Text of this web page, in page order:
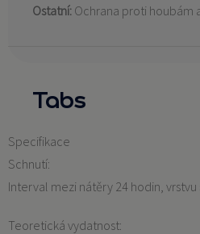
Ostatní: Ochrana proti houbám
Tabs
Specifikace
Schnutí:
Interval mezi nátěry 24 hodin,
Teoretická vydatnost: